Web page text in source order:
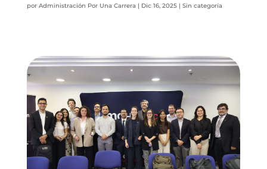
por Administración Por Una Carrera | Dic 16, 2025| Sin categoría